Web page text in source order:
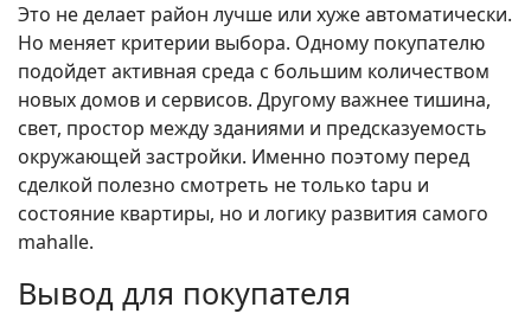
Это не делает район лучше или хуже автоматически.
Но меняет критерии выбора. Одному покупателю
подойдет активная среда с большим количеством
новых домов и сервисов. Другому важнее тишина,
свет, простор между зданиями и предсказуемость
окружающей застройки. Именно поэтому перед
сделкой полезно смотреть не только tapu и
состояние квартиры, но и логику развития самого
mahalle.
Вывод для покупателя